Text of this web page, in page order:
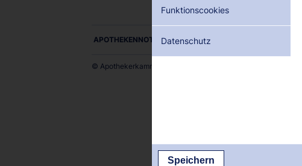
APOTHEKENNOTDIENSTE ALS PDF DOWNLOADEN:
© Apothekerkammer des Saarlandes
Funktionscookies
Datenschutz
Speichern